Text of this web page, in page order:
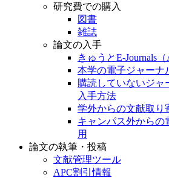
研究費での購入
図書
雑誌
論文の入手
きゅうとE-Journals（
本学の電子ジャーナ
購読していないジャ
入手方法
学外からの文献取り
キャンパス外からの
用
論文の執筆・投稿
文献管理ツール
APC割引情報